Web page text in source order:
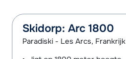
Skidorp: Arc 1800
Paradiski - Les Arcs, Frankrijk